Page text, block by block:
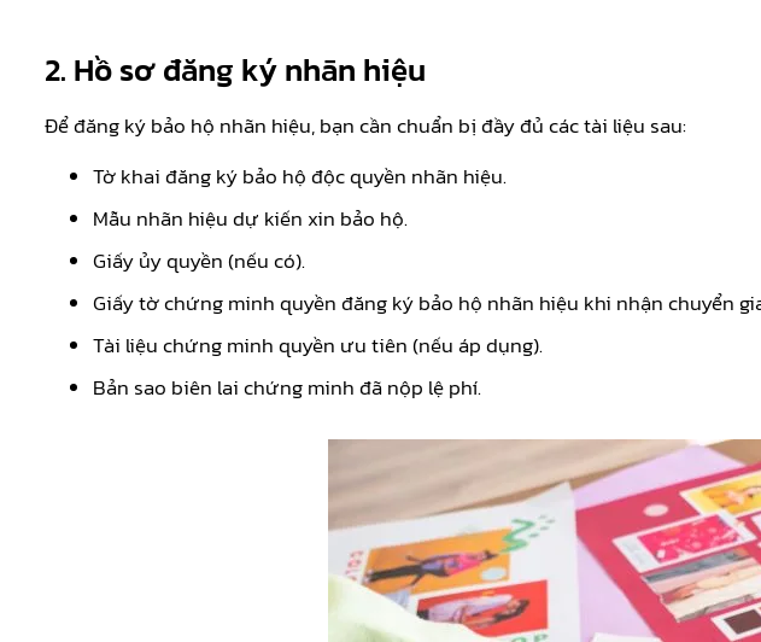
2. Hồ sơ đăng ký nhãn hiệu
Để đăng ký bảo hộ nhãn hiệu, bạn cần chuẩn bị đầy đủ các tài liệu sau:
Tờ khai đăng ký bảo hộ độc quyền nhãn hiệu.
Mẫu nhãn hiệu dự kiến xin bảo hộ.
Giấy ủy quyền (nếu có).
Giấy tờ chứng minh quyền đăng ký bảo hộ nhãn hiệu khi nhận chuyển
Tài liệu chứng minh quyền ưu tiên (nếu áp dụng).
Bản sao biên lai chứng minh đã nộp lệ phí.